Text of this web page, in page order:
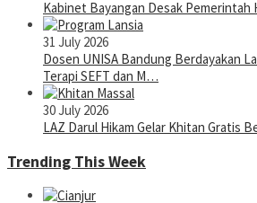
Kabinet Bayangan Desak Pemerintah
31 July 2026
Dosen UNISA Bandung Berdayakan
Terapi SEFT dan M…
30 July 2026
LAZ Darul Hikam Gelar Khitan Gratis
Trending This Week